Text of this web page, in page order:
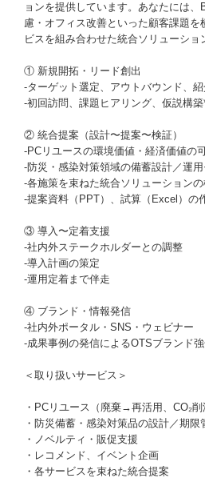
ョンを提供しています。あなたには
慮・オフィス改善といった顧客課題を
ビスを組み合わせた統合ソリューショ
① 新規開拓・リード創出
-ターゲット選定、アウトバウンド、
-初回訪問、課題ヒアリング、仮説構
② 統合提案（設計〜提案〜検証）
-PCリユースの環境価値・経済価値の
-防災・感染対策領域の備蓄設計／運
-各施策を束ねた統合ソリューション
-提案資料（PPT）、試算（Excel）の
③ 導入〜定着支援
-社内外ステークホルダーとの調整
-導入計画の策定
-運用定着まで伴走
④ ブランド・情報発信
-社内外ポータル・SNS・ウェビナー
-成果事例の発信によるOTSブランド
＜取り扱いサービス＞
・PCリユース（廃棄→再活用、CO₂削
・防災備蓄・感染対策品の設計／期限
・ノベルティ・販促支援
・レコメンド、イベント企画
・各サービスを束ねた統合提案